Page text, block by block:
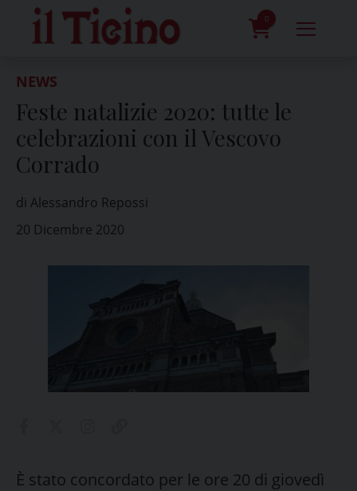
content
0
NEWS
Feste natalizie 2020: tutte le
celebrazioni con il Vescovo
Corrado
di Alessandro Repossi
20 Dicembre 2020
È stato concordato per le ore 20 di giovedì